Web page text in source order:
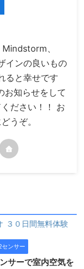
、
インの良いもの
ると幸せです
知らせをして
ださい！！ お
うぞ。
日間無料体験
ンサー
サーで室内空気を